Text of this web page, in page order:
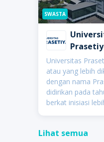
SWASTA
Universitas
atau yang lebih
dengan nama
didirikan pada
berkat inisiasi
antaranya
Lihat semua